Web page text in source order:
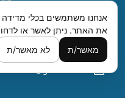
מדרשית נעם, רחבת
09-7420006
את האתר. ניתן לאשר או
מאשר/ת
לא מאשר/ת